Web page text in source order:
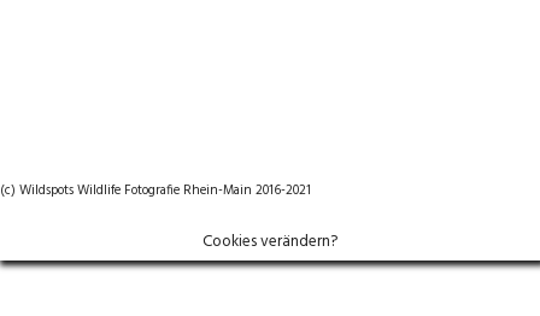
(c) Wildspots Wildlife Fotografie Rhein-Main 2016-2021
Cookies verändern?